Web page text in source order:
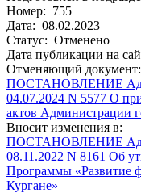
Номер: 755
Дата: 08.02.2023
Статус: Отменено
Дата публикации на
Отменяющий документ:
ПОСТАНОВЛЕНИЕ
04.07.2024 N 5577 О
актов Администрации
Вносит изменения в:
ПОСТАНОВЛЕНИЕ
08.11.2022 N 8161 Об
Программы «Развитие
Кургане»